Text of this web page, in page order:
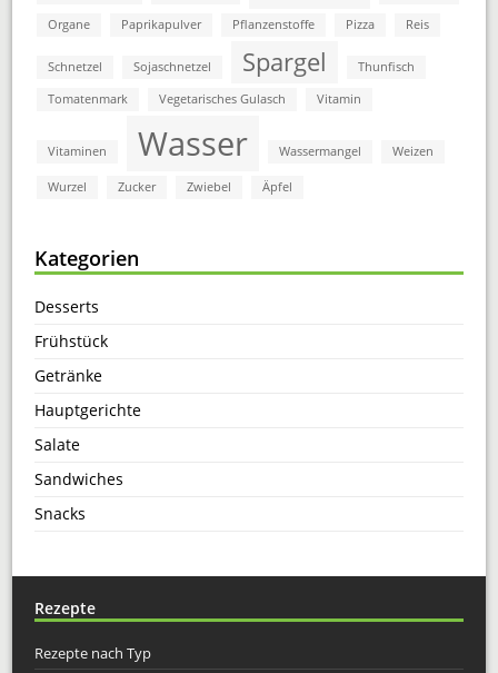
Organe Paprikapulver Pflanzenstoffe Pizza Reis
Schnetzel Sojaschnetzel Spargel Thunfisch
Tomatenmark Vegetarisches Gulasch Vitamin
Vitaminen Wasser Wassermangel Weizen
Wurzel Zucker Zwiebel Äpfel
Kategorien
Desserts
Frühstück
Getränke
Hauptgerichte
Salate
Sandwiches
Snacks
Rezepte
Rezepte nach Typ